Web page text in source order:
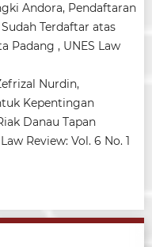
Andora, Pendaftaran
Terdaftar atas
Padang , UNES Law
Nurdin,
Kepentingan
Danau Tapan
Review: Vol. 6 No. 1